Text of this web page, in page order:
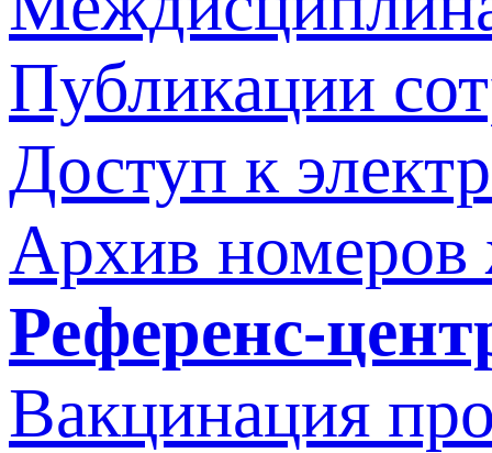
Публикации
Доступ к
Архив номеров
Референс-
Вакцинация